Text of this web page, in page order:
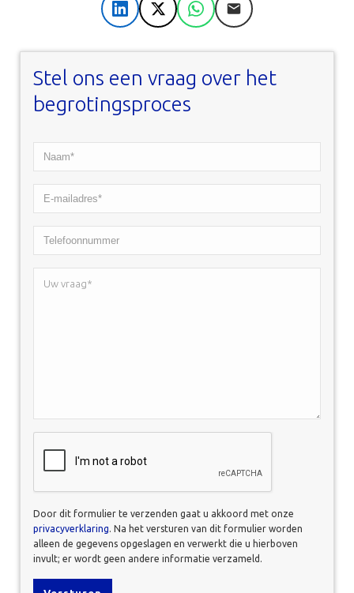
LinkedIn
X WhatsApp
E-mail
Stel ons een vraag over het
begrotingsproces
Naam*
*
E-
mailadres*
Telefoonnummer
Uw
Door dit formulier te verzenden gaat u akkoord met onze
privacyverklaring. Na het versturen van dit formulier worden
alleen de gegevens opgeslagen en verwerkt die u hierboven
invult; er wordt geen andere informatie verzameld.